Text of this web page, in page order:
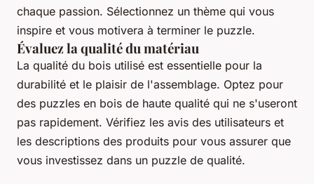
chaque passion. Sélectionnez un thème qui vous
inspire et vous motivera à terminer le puzzle.
Évaluez la qualité du matériau
La qualité du bois utilisé est essentielle pour la
durabilité et le plaisir de l'assemblage. Optez pour
des puzzles en bois de haute qualité qui ne s'useront
pas rapidement. Vérifiez les avis des utilisateurs et
les descriptions des produits pour vous assurer que
vous investissez dans un puzzle de qualité.